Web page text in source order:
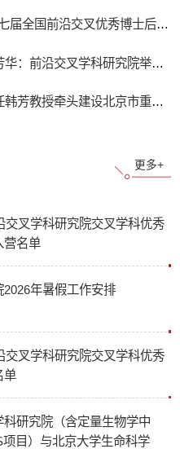
前沿交叉优秀博士后论坛重磅来袭！
学科研究院举办“女性课堂”第三期专题讲座
教授牵头建设北京市重点实验室
更多+
交叉学科研究院交叉学科优秀
营名单
年暑假工作安排
交叉学科研究院交叉学科优秀
单
研究院（含定量生物学中
目）与北京大学生命科学学